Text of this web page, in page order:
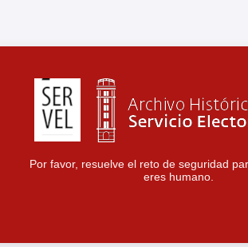
Por favor, resuelve el reto de seguridad
eres humano.